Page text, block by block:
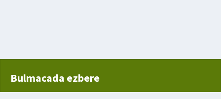
Bulmacada ezbere